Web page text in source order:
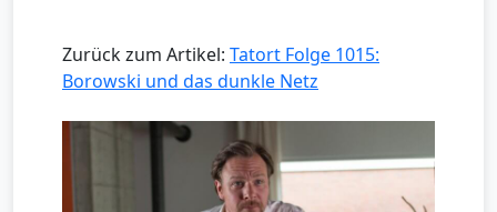
Zurück zum Artikel: Tatort Folge 1015:
Borowski und das dunkle Netz